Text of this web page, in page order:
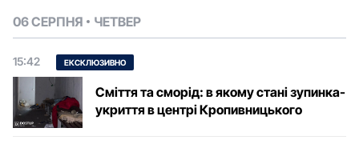
06 СЕРПНЯ ЧЕТВЕР
15:42 ЕКСКЛЮЗИВНО
Сміття та сморід: в якому стані зупинка-
укриття в центрі Кропивницького